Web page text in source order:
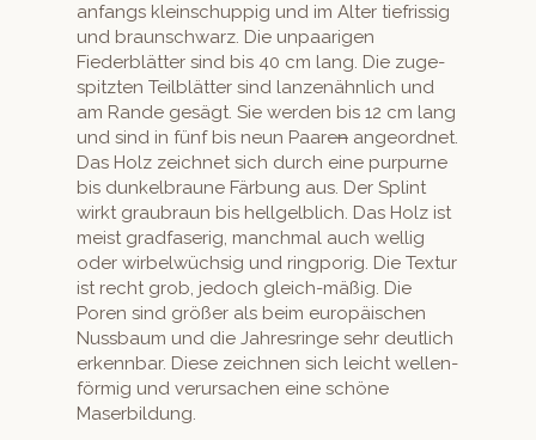
anfangs klein­schup­pig und im Alter tiefris­sig
und braun­schwarz. Die unpaari­gen
Fiederblät­ter sind bis 40 cm lang. Die zuge­
spitzten Teil­blät­ter sind lanzenähn­lich und
am Rande gesägt. Sie wer­den bis 12 cm lang
und sind in fünf bis neun Paaren ange­ord­net.
Das Holz zeich­net sich durch eine pur­purne
bis dunkel­braune Fär­bung aus. Der Splint
wirkt graubraun bis hell­gel­blich. Das Holz ist
meist grad­faserig, manch­mal auch wellig
oder wirbel­wüch­sig und ring­porig. Die Tex­tur
ist recht grob, jedoch gle­ich-mäßig. Die
Poren sind größer als beim europäis­chen
Nuss­baum und die Jahres­ringe sehr deut­lich
erkennbar. Diese zeich­nen sich leicht wellen­
för­mig und verur­sachen eine schöne
Maserbildung.